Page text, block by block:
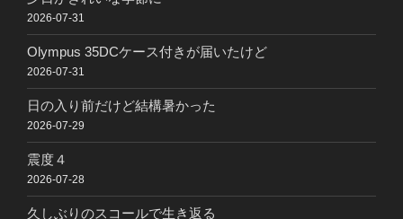
2026-07-31
Olympus 35DCケース付きが届いたけど
2026-07-31
日の入り前だけど結構暑かった
2026-07-29
震度４
2026-07-28
久しぶりのスコールで生き返る